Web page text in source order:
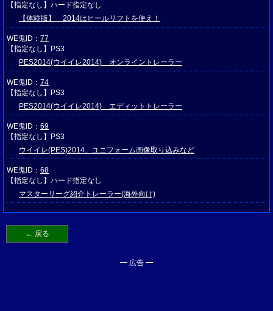
【指定なし】ハード指定なし
【体験版】 2014はヒールリフトを使え！
WE鬼ID： 77
【指定なし】PS3
PES2014(ウイイレ2014) オンライントレーラー
WE鬼ID： 74
【指定なし】PS3
PES2014(ウイイレ2014) エディットトレーラー
WE鬼ID： 69
【指定なし】PS3
ウイイレ(PES)2014、ユニフォーム画像取り込みなど
WE鬼ID： 68
【指定なし】ハード指定なし
マスターリーグ紹介トレーラー(海外向け)
← 戻る
━ 広告 ━